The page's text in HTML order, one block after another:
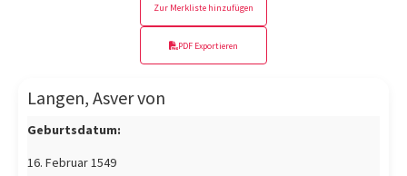
Zur Merkliste hinzufügen
PDF Exportieren
Langen, Asver von
Geburtsdatum:
16. Februar 1549